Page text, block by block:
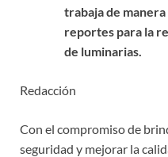
trabaja de
reportes para la
de luminarias.
Redacción
Con el compromiso de
seguridad y mejorar la